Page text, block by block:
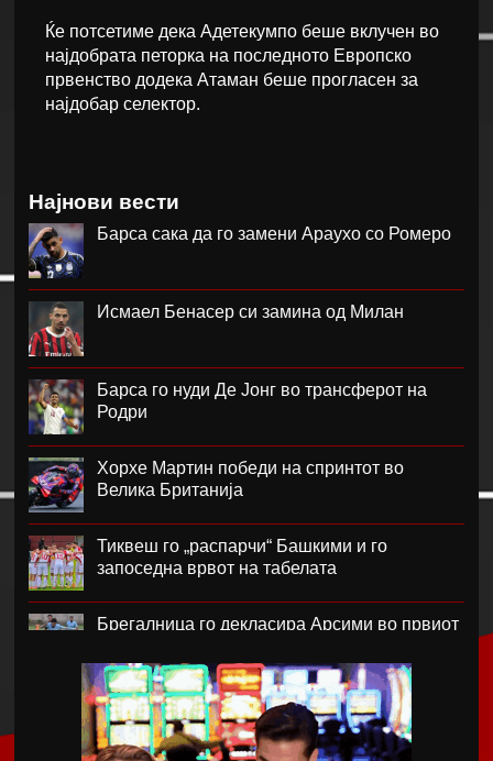
Ќе потсетиме дека Адетекумпо беше вклучен во
најдобрата петорка на последното Европско
првенство додека Атаман беше прогласен за
најдобар селектор.
Најнови вести
Барса сака да го замени Араухо со Ромеро
Исмаел Бенасер си замина од Милан
Барса го нуди Де Јонг во трансферот на
Родри
Хорхе Мартин победи на спринтот во
Велика Британија
Тиквеш го „распарчи“ Башкими и го
запоседна врвот на табелата
Брегалница го декласира Арсими во првиот
Катерина Ацевска светска вицешампионка
во џиу-џицу